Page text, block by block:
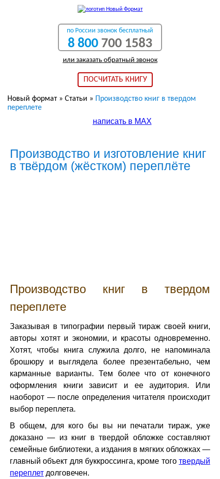
по России звонок бесплатный
8 800 700 1583
или заказать обратный звонок
ПОСЧИТАТЬ КНИГУ
Новый формат » Статьи » Производство книг в твердом
переплете
написать в МАХ
Производство и изготовление книг
в твёрдом (жёстком) переплёте
Производство книг в твердом
переплете
Заказывая в типографии первый тираж своей книги,
авторы хотят и экономии, и красоты одновременно.
Хотят, чтобы книга служила долго, не напоминала
брошюру и выглядела более презентабельно, чем
карманные варианты. Тем более что от конечного
оформления книги зависит и ее аудитория. Или
наоборот — после определения читателя происходит
выбор переплета.
В общем, для кого бы вы ни печатали тираж, уже
доказано — из книг в твердой обложке составляют
семейные библиотеки, а издания в мягких обложках —
главный объект для буккроссинга, кроме того твердый
переплет долговечен.